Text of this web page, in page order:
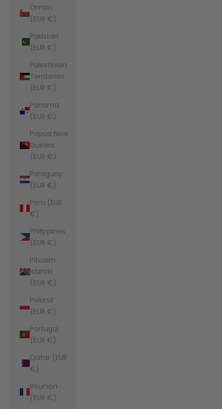
Oman
(EUR €)
Pakistan
(EUR €)
Palestinian
Territories
(EUR €)
Panama
(EUR €)
Papua New
Guinea
(EUR €)
Paraguay
(EUR €)
Peru (EUR
€)
Philippines
(EUR €)
Pitcairn
Islands
(EUR €)
Poland
(EUR €)
Portugal
(EUR €)
Qatar (EUR
€)
Réunion
(EUR €)